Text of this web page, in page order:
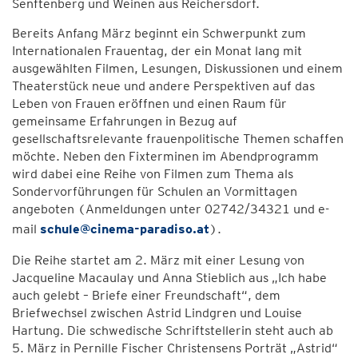
Senftenberg und Weinen aus Reichersdorf.
Bereits Anfang März beginnt ein Schwerpunkt zum
Internationalen Frauentag, der ein Monat lang mit
ausgewählten Filmen, Lesungen, Diskussionen und einem
Theaterstück neue und andere Perspektiven auf das
Leben von Frauen eröffnen und einen Raum für
gemeinsame Erfahrungen in Bezug auf
gesellschaftsrelevante frauenpolitische Themen schaffen
möchte. Neben den Fixterminen im Abendprogramm
wird dabei eine Reihe von Filmen zum Thema als
Sondervorführungen für Schulen an Vormittagen
angeboten (Anmeldungen unter 02742/34321 und e-
mail schule@cinema-paradiso.at).
Die Reihe startet am 2. März mit einer Lesung von
Jacqueline Macaulay und Anna Stieblich aus „Ich habe
auch gelebt – Briefe einer Freundschaft“, dem
Briefwechsel zwischen Astrid Lindgren und Louise
Hartung. Die schwedische Schriftstellerin steht auch ab
5. März in Pernille Fischer Christensens Porträt „Astrid“